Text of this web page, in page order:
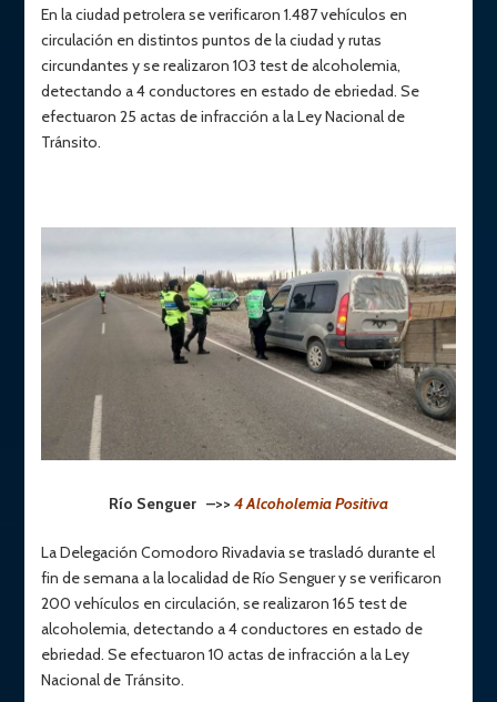
En la ciudad petrolera se verificaron 1.487 vehículos en
circulación en distintos puntos de la ciudad y rutas
circundantes y se realizaron 103 test de alcoholemia,
detectando a 4 conductores en estado de ebriedad. Se
efectuaron 25 actas de infracción a la Ley Nacional de
Tránsito.
Río Senguer –>> 4 Alcoholemia Positiva
La Delegación Comodoro Rivadavia se trasladó durante el
fin de semana a la localidad de Río Senguer y se verificaron
200 vehículos en circulación, se realizaron 165 test de
alcoholemia, detectando a 4 conductores en estado de
ebriedad. Se efectuaron 10 actas de infracción a la Ley
Nacional de Tránsito.